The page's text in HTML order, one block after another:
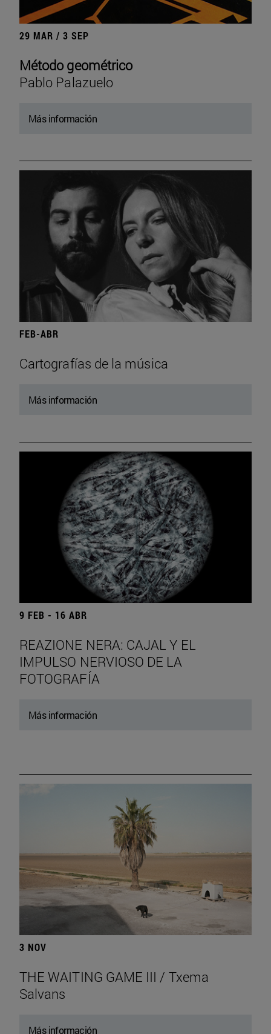
29 MAR / 3 SEP
Método geométrico
Pablo Palazuelo
Más información
FEB-ABR
Cartografías de la música
Más información
9 FEB - 16 ABR
REAZIONE NERA: CAJAL Y EL
IMPULSO NERVIOSO DE LA
FOTOGRAFÍA
Más información
3 NOV
THE WAITING GAME III / Txema
Salvans
Más información